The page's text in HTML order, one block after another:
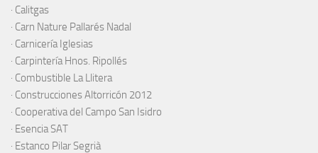
· Calitgas
· Carn Nature Pallarés Nadal
· Carnicería Iglesias
· Carpintería Hnos. Ripollés
· Combustible La Llitera
· Construcciones Altorricón 2012
· Cooperativa del Campo San Isidro
· Esencia SAT
· Estanco Pilar Segrià